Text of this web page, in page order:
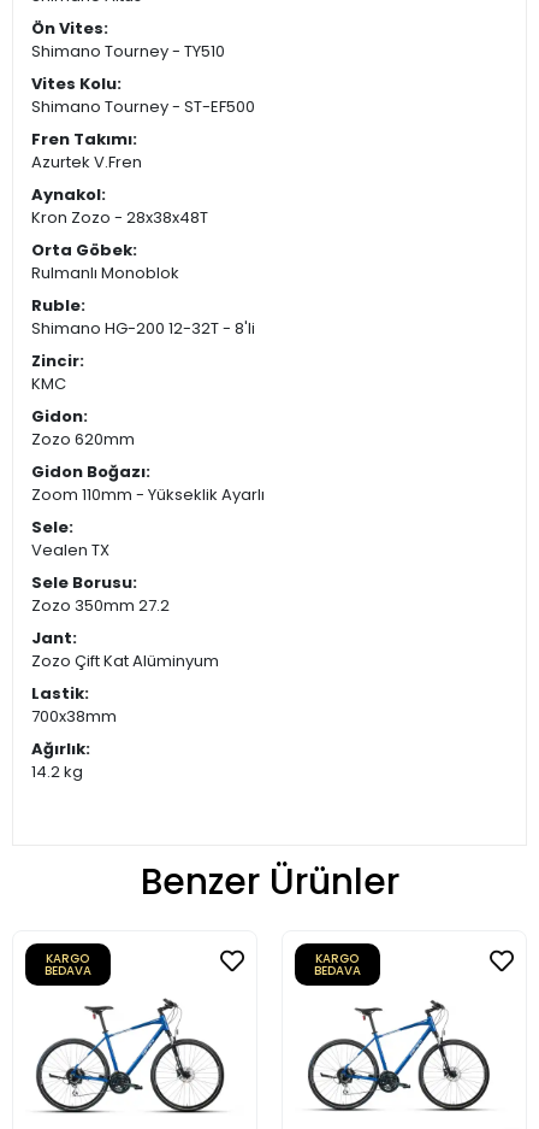
Ön Vites:
Shimano Tourney - TY510
Vites Kolu:
Shimano Tourney - ST-EF500
Fren Takımı:
Azurtek V.Fren
Aynakol:
Kron Zozo - 28x38x48T
Orta Göbek:
Rulmanlı Monoblok
Ruble:
Shimano HG-200 12-32T - 8'li
Zincir:
KMC
Gidon:
Zozo 620mm
Gidon Boğazı:
Zoom 110mm - Yükseklik Ayarlı
Sele:
Vealen TX
Sele Borusu:
Zozo 350mm 27.2
Jant:
Zozo Çift Kat Alüminyum
Lastik:
700x38mm
Ağırlık:
14.2 kg
Benzer Ürünler
KARGO
BEDAVA
KARGO
BEDAVA